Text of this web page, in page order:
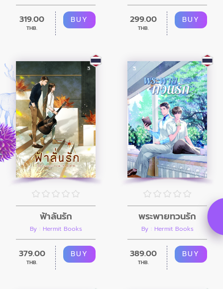
319.00
THB.
BUY 299.00
THB.
BUY
ฟ้าลั่นรัก
By : Hermit Books
379.00
THB.
BUY
พระพายทวนรัก
By : Hermit Books
389.00
THB.
BUY